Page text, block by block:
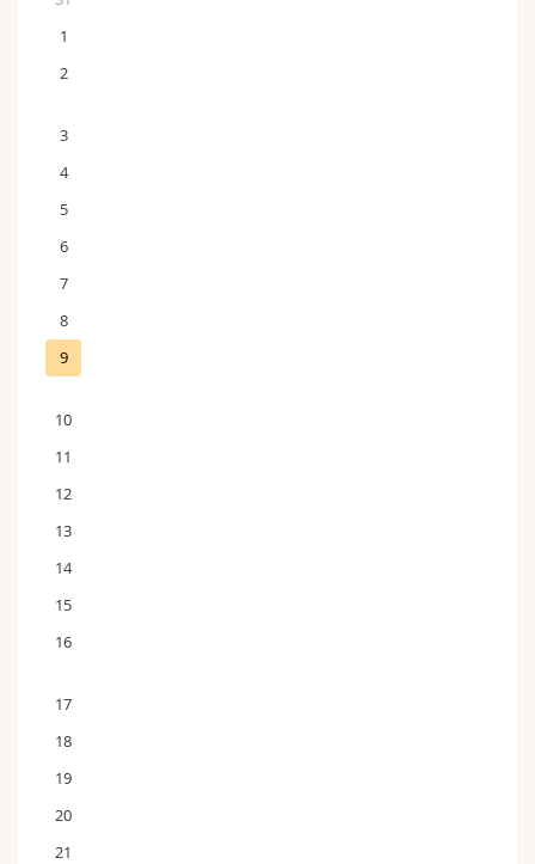
1
2
3
4
5
6
7
8
9
10
11
12
13
14
15
16
17
18
19
20
21